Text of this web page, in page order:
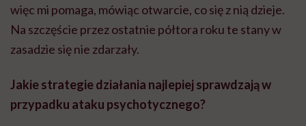
więc mi pomaga, mówiąc otwarcie, co się z nią dzieje.
Na szczęście przez ostatnie półtora roku te stany w
zasadzie się nie zdarzały.
Jakie strategie działania najlepiej sprawdzają w
przypadku ataku psychotycznego?